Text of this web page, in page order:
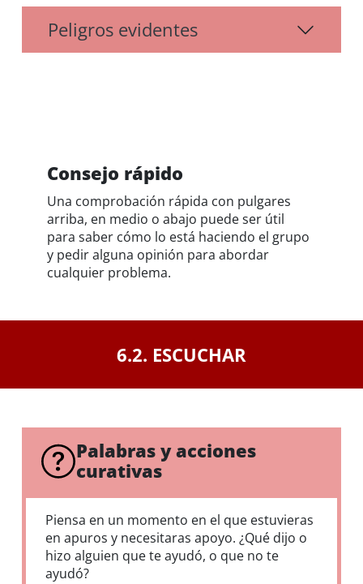
Peligros evidentes
Consejo rápido
Una comprobación rápida con pulgares
arriba, en medio o abajo puede ser útil
para saber cómo lo está haciendo el grupo
y pedir alguna opinión para abordar
cualquier problema.
6.2. ESCUCHAR
Palabras y acciones
curativas
Piensa en un momento en el que estuvieras
en apuros y necesitaras apoyo. ¿Qué dijo o
hizo alguien que te ayudó, o que no te
ayudó?